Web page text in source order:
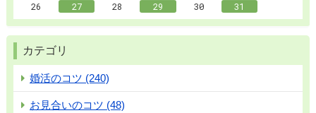
26
27 28 29 30 31
カテゴリ
婚活のコツ (240)
お見合いのコツ (48)